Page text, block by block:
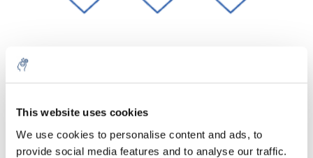
This website uses cookies
We use cookies to personalise content and ads, to
provide social media features and to analyse our traffic.
Aantal Product
1 Stuk
€357,38
€432,43 Meer